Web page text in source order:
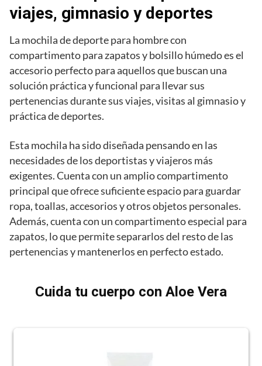
viajes, gimnasio y deportes
La mochila de deporte para hombre con
compartimento para zapatos y bolsillo húmedo es el
accesorio perfecto para aquellos que buscan una
solución práctica y funcional para llevar sus
pertenencias durante sus viajes, visitas al gimnasio y
práctica de deportes.
Esta mochila ha sido diseñada pensando en las
necesidades de los deportistas y viajeros más
exigentes. Cuenta con un amplio compartimento
principal que ofrece suficiente espacio para guardar
ropa, toallas, accesorios y otros objetos personales.
Además, cuenta con un compartimento especial para
zapatos, lo que permite separarlos del resto de las
pertenencias y mantenerlos en perfecto estado.
Cuida tu cuerpo con Aloe Vera